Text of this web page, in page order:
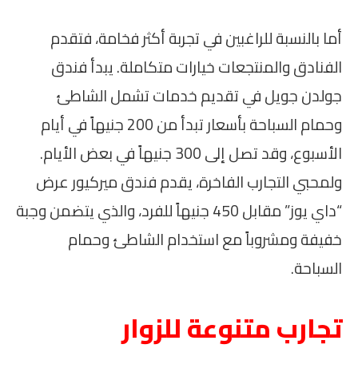
أما بالنسبة للراغبين في تجربة أكثر فخامة، فتقدم
الفنادق والمنتجعات خيارات متكاملة. يبدأ فندق
جولدن جويل في تقديم خدمات تشمل الشاطئ
وحمام السباحة بأسعار تبدأ من 200 جنيهاً في أيام
الأسبوع، وقد تصل إلى 300 جنيهاً في بعض الأيام.
ولمحبي التجارب الفاخرة، يقدم فندق ميركيور عرض
“داي يوز” مقابل 450 جنيهاً للفرد، والذي يتضمن وجبة
خفيفة ومشروباً مع استخدام الشاطئ وحمام
السباحة.
تجارب متنوعة للزوار